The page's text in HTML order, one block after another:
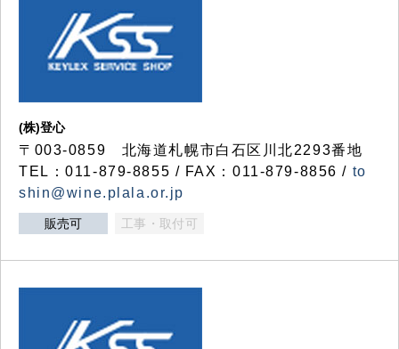
(株)登心
〒003-0859 北海道札幌市白石区川北2293番地
TEL：011-879-8855 / FAX：011-879-8856 / to
shin@wine.plala.or.jp
販売可 工事・取付可